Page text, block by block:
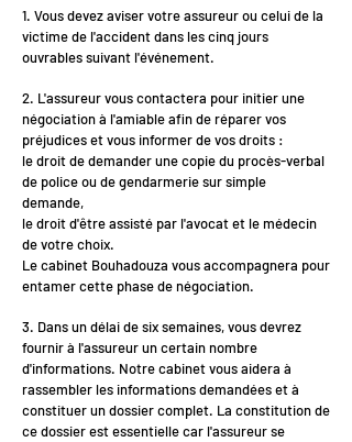
1. Vous devez aviser votre assureur ou celui de la
victime de l'accident dans les cinq jours
ouvrables suivant l'événement.
2. L'assureur vous contactera pour initier une
négociation à l'amiable afin de réparer vos
préjudices et vous informer de vos droits :
le droit de demander une copie du procès-verbal
de police ou de gendarmerie sur simple
demande,
le droit d'être assisté par l'avocat et le médecin
de votre choix.
Le cabinet Bouhadouza vous accompagnera pour
entamer cette phase de négociation.
3. Dans un délai de six semaines, vous devrez
fournir à l'assureur un certain nombre
d'informations. Notre cabinet vous aidera à
rassembler les informations demandées et à
constituer un dossier complet. La constitution de
ce dossier est essentielle car l'assureur se